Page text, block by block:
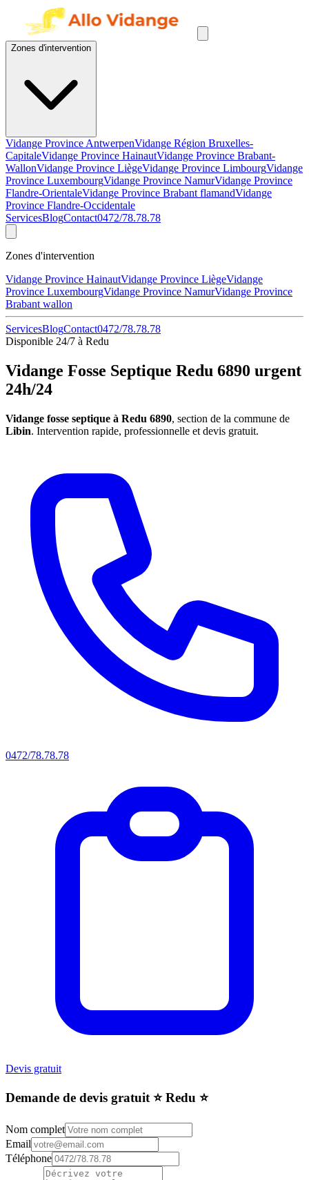
Zones d'intervention
Vidange Province AntwerpenVidange Région Bruxelles-
CapitaleVidange Province HainautVidange Province Brabant-
WallonVidange Province LiègeVidange Province LimbourgVidange
Province LuxembourgVidange Province NamurVidange Province
Flandre-OrientaleVidange Province Brabant flamandVidange
Province Flandre-Occidentale
ServicesBlogContact0472/78.78.78
Zones d'intervention
Vidange Province HainautVidange Province LiègeVidange
Province LuxembourgVidange Province NamurVidange Province
Brabant wallon
ServicesBlogContact0472/78.78.78
Disponible 24/7 à Redu
Vidange Fosse Septique Redu 6890 urgent
24h/24
Vidange fosse septique à Redu 6890, section de la commune de
Libin. Intervention rapide, professionnelle et devis gratuit.
0472/78.78.78
Devis gratuit
Demande de devis gratuit ⭐️ Redu ⭐️
Nom complet
Email
Téléphone